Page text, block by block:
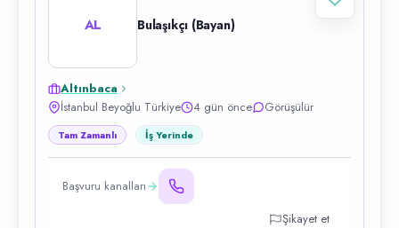
AL Bulaşıkçı (Bayan)
Altınbaca
İstanbul Beyoğlu Türkiye
4 gün önce Görüşülür
Tam Zamanlı İş Yerinde
Başvuru kanalları
Şikayet et